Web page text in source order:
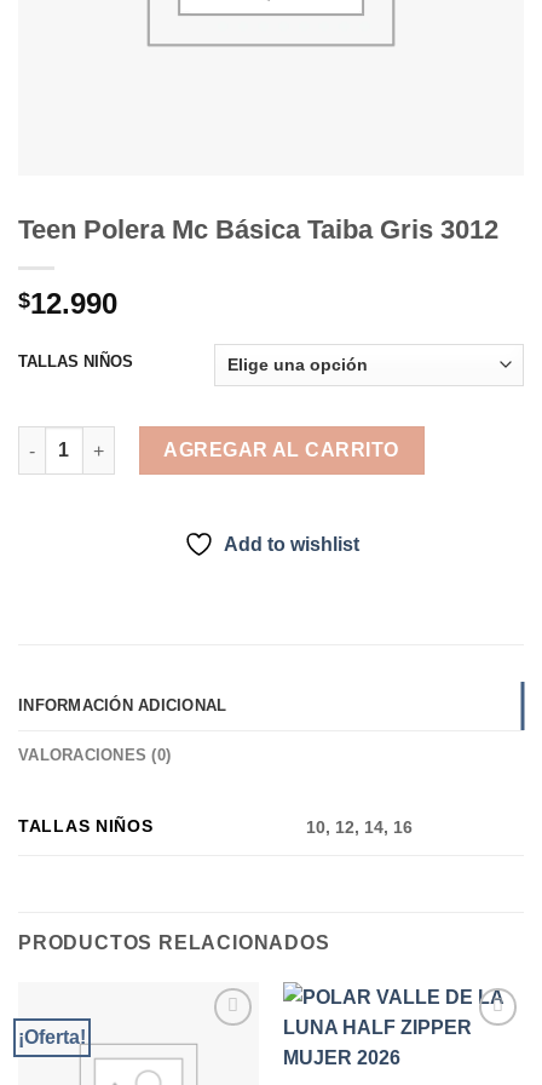
Teen Polera Mc Básica Taiba Gris 3012
$12.990
TALLAS NIÑOS
Teen Polera Mc Básica Taiba Gris 3012 cantidad
AGREGAR AL CARRITO
Add to wishlist
INFORMACIÓN ADICIONAL
VALORACIONES (0)
TALLAS NIÑOS 10, 12, 14, 16
PRODUCTOS RELACIONADOS
¡Oferta!